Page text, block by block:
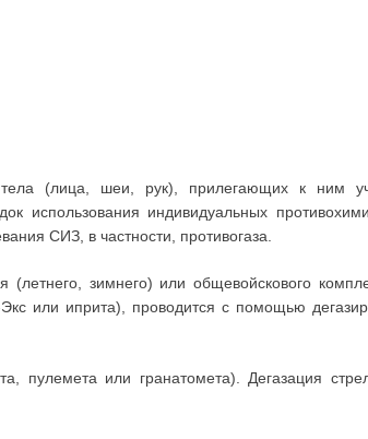
тела (лица, шеи, рук), прилегающих к ним
использования индивидуальных
СИЗ, в частности, противогаза.
(летнего, зимнего) или общевойскового
или иприта), проводится с помощью
пулемета или гранатомета). Дегазация